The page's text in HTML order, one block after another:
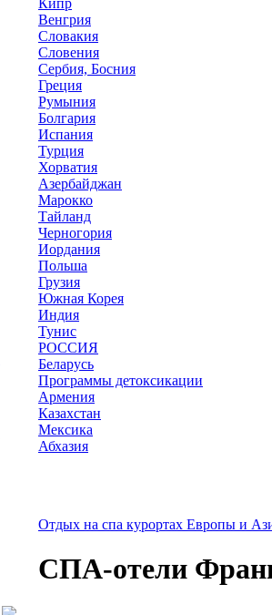
Кипр
Венгрия
Словакия
Словения
Сербия, Босния
Греция
Румыния
Болгария
Испания
Турция
Хорватия
Азербайджан
Марокко
Тайланд
Черногория
Иордания
Польша
Грузия
Южная Корея
Индия
Тунис
РОССИЯ
Беларусь
Программы детоксикации
Армения
Казахстан
Мексика
Абхазия
Отдых на спа курортах Европы и
СПА-отели